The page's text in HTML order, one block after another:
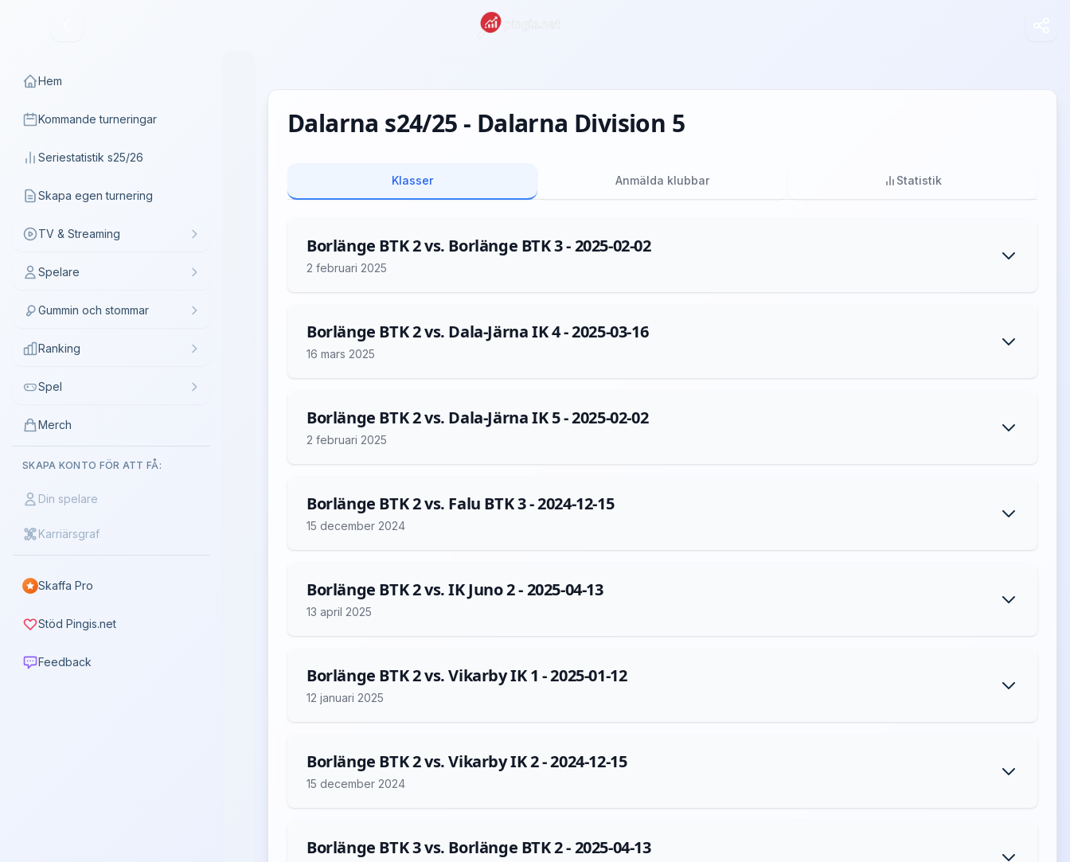
Hem
Kommande turneringar
Seriestatistik s25/26
Skapa egen turnering
TV & Streaming
Spelare
Gummin och stommar
Ranking
Spel
Merch
SKAPA KONTO FÖR ATT FÅ:
Din spelare
Karriärsgraf
Skaffa Pro
Stöd Pingis.net
Feedback
Dalarna s24/25 - Dalarna Division 5
Klasser Anmälda klubbar Statistik
Borlänge BTK 2 vs. Borlänge BTK 3 - 2025-02-02
2 februari 2025
Borlänge BTK 2 vs. Dala-Järna IK 4 - 2025-03-16
16 mars 2025
Borlänge BTK 2 vs. Dala-Järna IK 5 - 2025-02-02
2 februari 2025
Borlänge BTK 2 vs. Falu BTK 3 - 2024-12-15
15 december 2024
Borlänge BTK 2 vs. IK Juno 2 - 2025-04-13
13 april 2025
Borlänge BTK 2 vs. Vikarby IK 1 - 2025-01-12
12 januari 2025
Borlänge BTK 2 vs. Vikarby IK 2 - 2024-12-15
15 december 2024
Borlänge BTK 3 vs. Borlänge BTK 2 - 2025-04-13